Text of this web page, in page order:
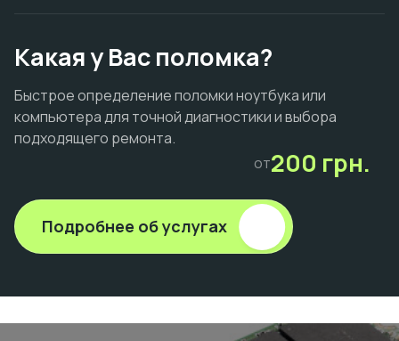
Какая у Вас поломка?
Быстрое определение поломки ноутбука или
компьютера для точной диагностики и выбора
подходящего ремонта.
от200 грн.
Подробнее об услугах